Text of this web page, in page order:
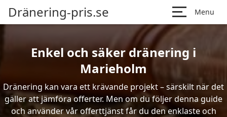
Dränering-pris.se Menu
Enkel och säker dränering i
Marieholm
Dränering kan vara ett krävande projekt – särskilt när det
gäller att jämföra offerter. Men om du följer denna guide
och använder vår offerttjänst får du den enklaste och